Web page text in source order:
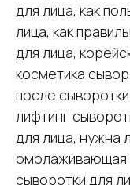
для лица, как
лица, как
для лица,
косметика
после
лифтинг
для лица, нужна
омолаживающая
сыворотки для